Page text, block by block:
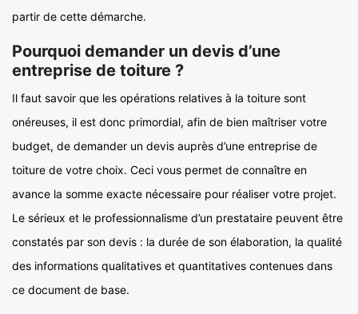
partir de cette démarche.
Pourquoi demander un devis d’une
entreprise de toiture ?
Il faut savoir que les opérations relatives à la toiture sont
onéreuses, il est donc primordial, afin de bien maîtriser votre
budget, de demander un devis auprès d’une entreprise de
toiture de votre choix. Ceci vous permet de connaître en
avance la somme exacte nécessaire pour réaliser votre projet.
Le sérieux et le professionnalisme d’un prestataire peuvent être
constatés par son devis : la durée de son élaboration, la qualité
des informations qualitatives et quantitatives contenues dans
ce document de base.